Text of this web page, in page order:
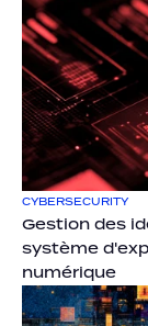
CYBERSECURITY
Gestion des
système
numérique